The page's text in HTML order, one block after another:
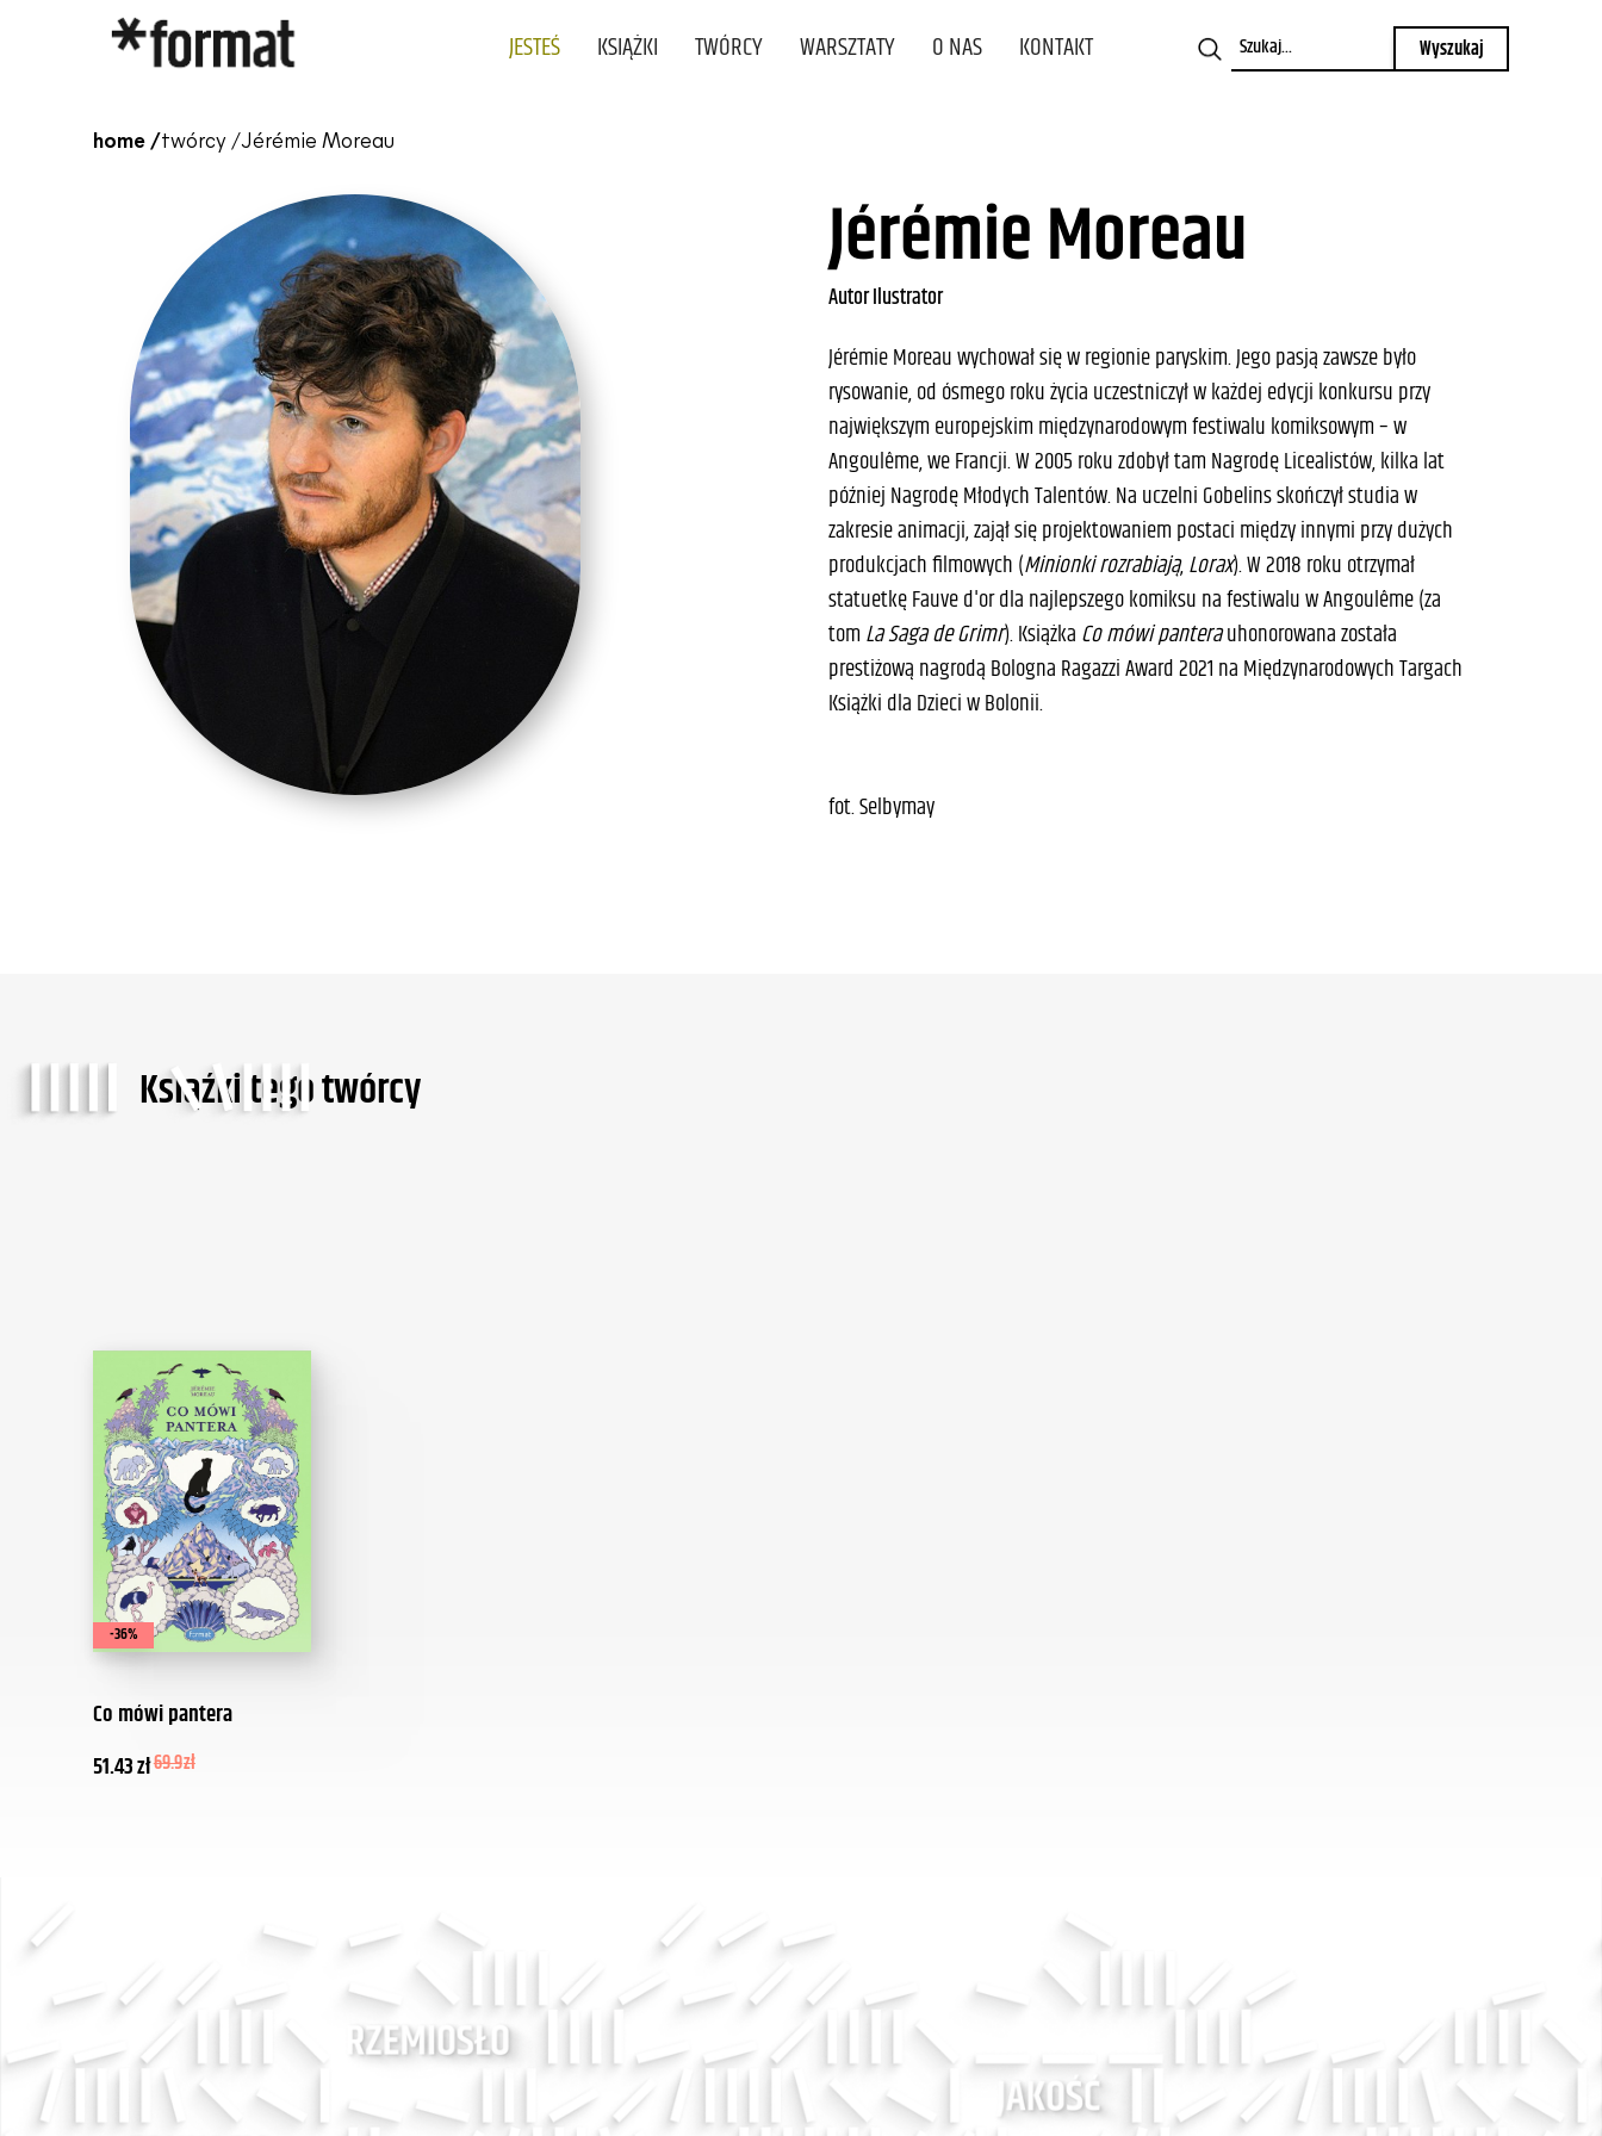
JESTEŚ KSIĄŻKI TWÓRCY WARSZTATY O NAS KONTAKT
home /twórcy /Jérémie Moreau
Jérémie Moreau
Autor Ilustrator
Jérémie Moreau wychował się w regionie paryskim. Jego pasją zawsze było
rysowanie, od ósmego roku życia uczestniczył w każdej edycji konkursu przy
największym europejskim międzynarodowym festiwalu komiksowym – w
Angoulême, we Francji. W 2005 roku zdobył tam Nagrodę Licealistów, kilka lat
później Nagrodę Młodych Talentów. Na uczelni Gobelins skończył studia w
zakresie animacji, zajął się projektowaniem postaci między innymi przy dużych
produkcjach filmowych (Minionki rozrabiają,Lorax). W 2018 roku otrzymał
statuetkę Fauve d'or dla najlepszego komiksu na festiwalu w Angoulême (za
tom La Saga de Grimr). Książka Co mówi panterauhonorowana została
prestiżową nagrodą Bologna Ragazzi Award 2021 na Międzynarodowych Targach
Książki dla Dzieci w Bolonii.
fot. Selbymay
Ksiąźki tego twórcy
-36%
Co mówi pantera
51.43zł69.9zł